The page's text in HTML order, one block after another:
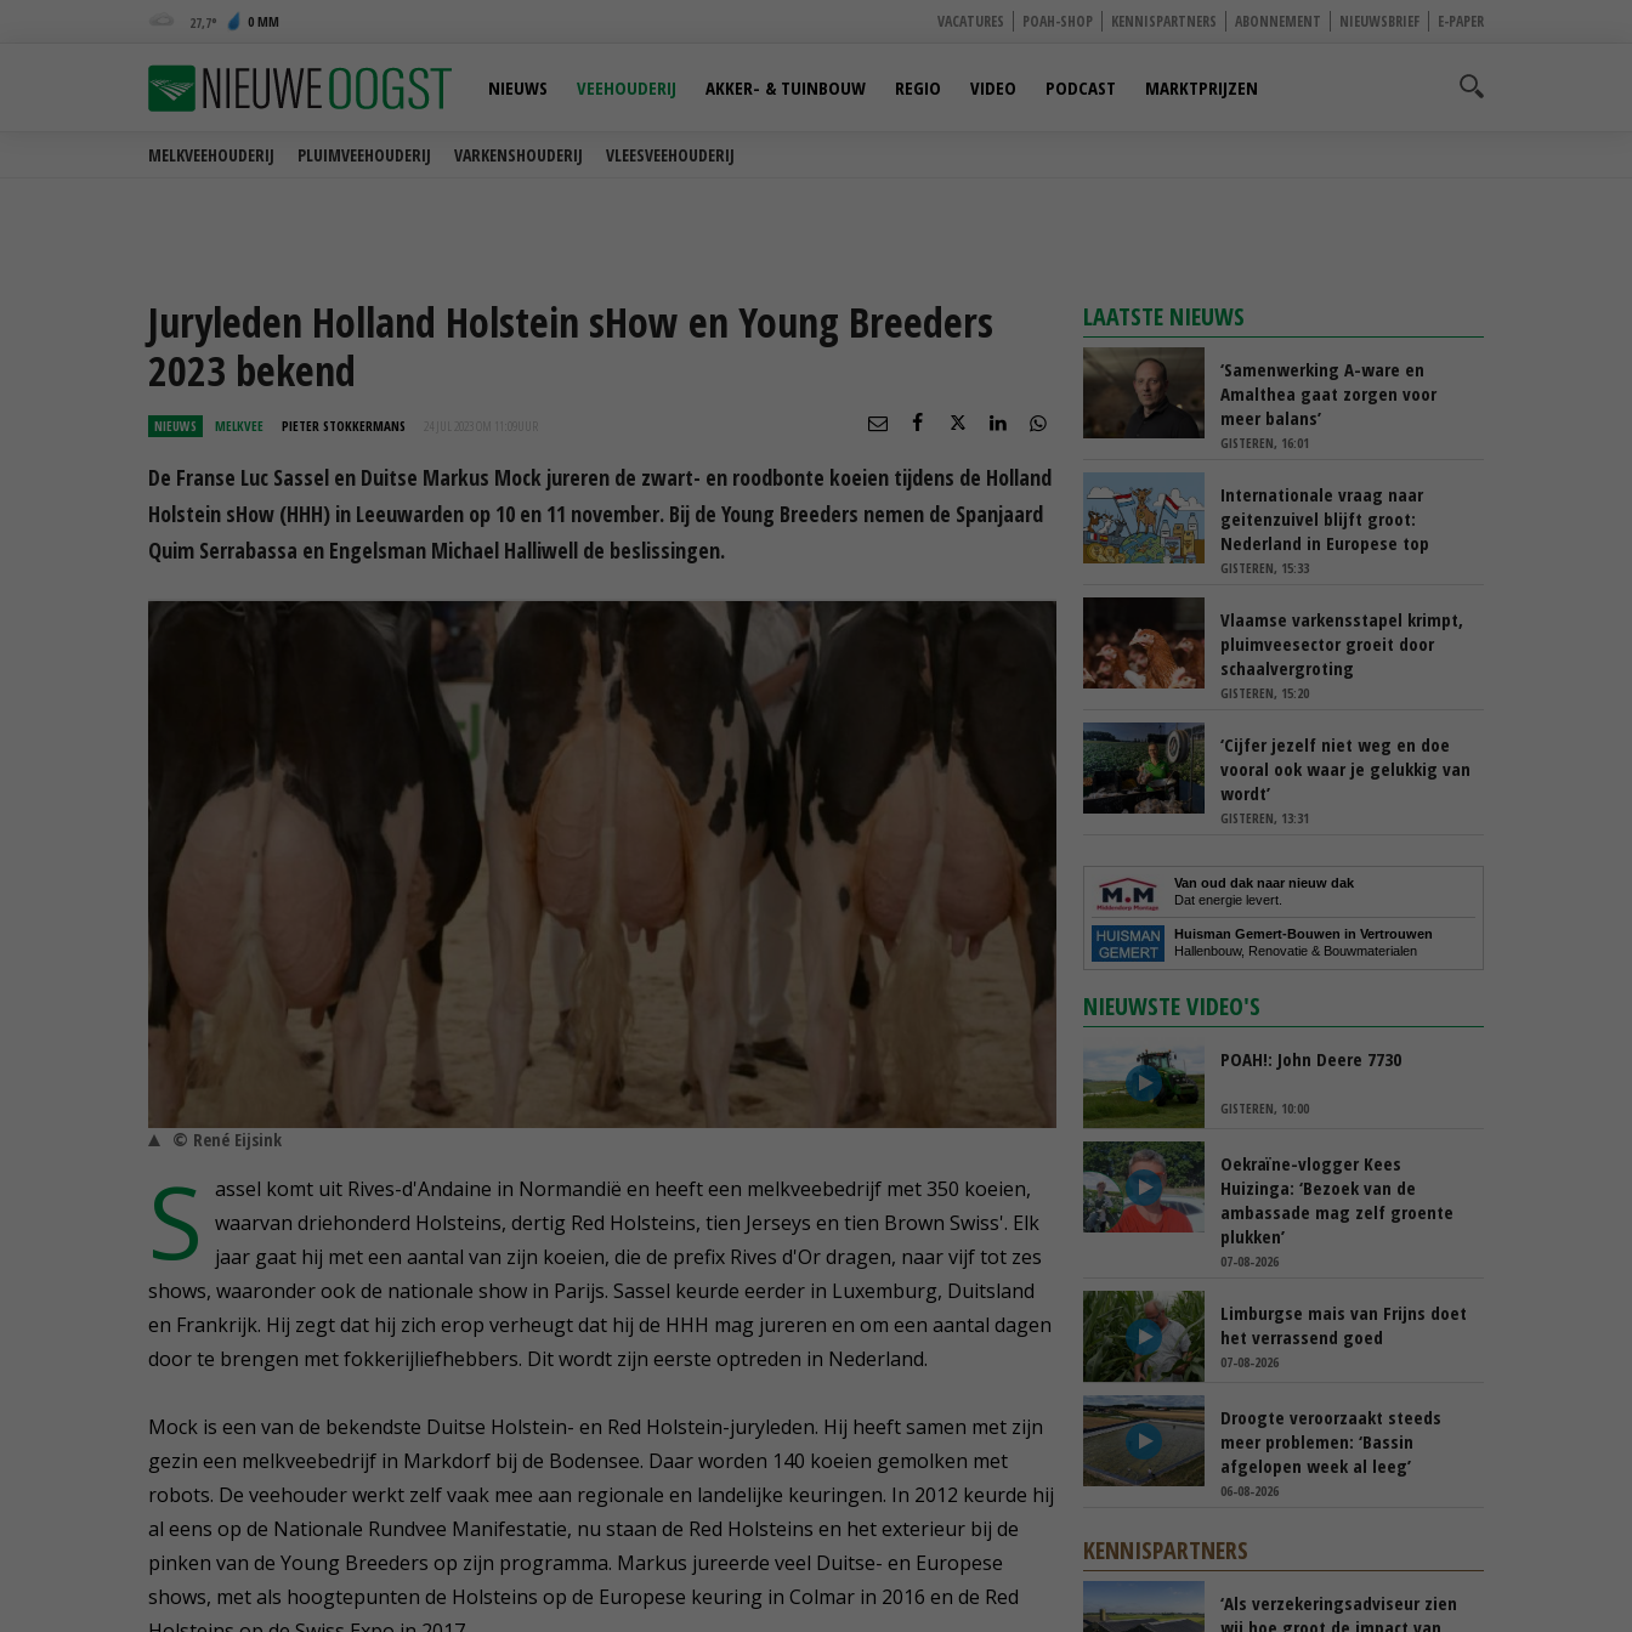
27,7 0 MM VACATURES POAH-SHOP KENNISPARTNERS ABONNEMENT NIEUWSBRIEF E-PAPER
MELKVEEHOUDERIJ PLUIMVEEHOUDERIJ VARKENSHOUDERIJ VLEESVEEHOUDERIJ
NIEUWS VEEHOUDERIJ AKKER- & TUINBOUW REGIO VIDEO PODCAST MARKTPRIJZEN
Juryleden Holland Holstein sHow en Young Breeders
2023 bekend
NIEUWS MELKVEE PIETER STOKKERMANS 24 JUL 2023 OM 11:09
De Franse Luc Sassel en Duitse Markus Mock jureren de zwart- en roodbonte koeien tijdens de Holland
Holstein sHow (HHH) in Leeuwarden op 10 en 11 november. Bij de Young Breeders nemen de Spanjaard
Quim Serrabassa en Engelsman Michael Halliwell de beslissingen.
© René Eijsink
S
assel komt uit Rives-d'Andaine in Normandië en heeft een melkveebedrijf met 350 koeien,
waarvan driehonderd Holsteins, dertig Red Holsteins, tien Jerseys en tien Brown Swiss'. Elk
jaar gaat hij met een aantal van zijn koeien, die de prefix Rives d'Or dragen, naar vijf tot zes
shows, waaronder ook de nationale show in Parijs. Sassel keurde eerder in Luxemburg, Duitsland
en Frankrijk. Hij zegt dat hij zich erop verheugt dat hij de HHH mag jureren en om een aantal dagen
door te brengen met fokkerijliefhebbers. Dit wordt zijn eerste optreden in Nederland.
Mock is een van de bekendste Duitse Holstein- en Red Holstein-juryleden. Hij heeft samen met zijn
gezin een melkveebedrijf in Markdorf bij de Bodensee. Daar worden 140 koeien gemolken met
robots. De veehouder werkt zelf vaak mee aan regionale en landelijke keuringen. In 2012 keurde hij
al eens op de Nationale Rundvee Manifestatie, nu staan de Red Holsteins en het exterieur bij de
pinken van de Young Breeders op zijn programma. Markus jureerde veel Duitse- en Europese
shows, met als hoogtepunten de Holsteins op de Europese keuring in Colmar in 2016 en de Red
LAATSTE NIEUWS
‘Samenwerking A-ware en
Amalthea gaat zorgen voor
meer balans’
GISTEREN, 16:01
Internationale vraag naar
geitenzuivel blijft groot:
Nederland in Europese top
GISTEREN, 15:33
Vlaamse varkensstapel krimpt,
pluimveesector groeit door
schaalvergroting
GISTEREN, 15:20
‘Cijfer jezelf niet weg en doe
vooral ook waar je gelukkig van
wordt’
GISTEREN, 13:31
Van oud dak naar nieuw dak
Dat energie levert.
Huisman Gemert-Bouwen in Vertrouwen
Hallenbouw, Renovatie & Bouwmaterialen
NIEUWSTE VIDEO'S
POAH!: John Deere 7730
GISTEREN, 10:00
Oekraïne-vlogger Kees
Huizinga: ‘Bezoek van de
ambassade mag zelf groente
plukken’
07-08-2026
Limburgse mais van Frijns doet
het verrassend goed
07-08-2026
Droogte veroorzaakt steeds
meer problemen: ‘Bassin
afgelopen week al leeg’
06-08-2026
KENNISPARTNERS
‘Als verzekeringsadviseur zien
wij hoe groot de impact van